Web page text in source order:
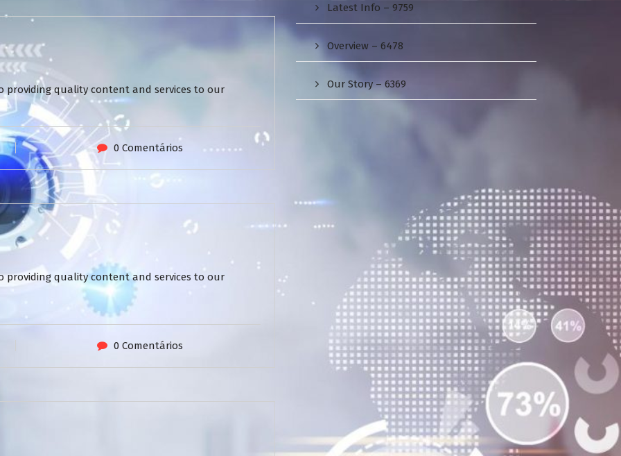
providing quality content and services to our
0 Comentários
providing quality content and services to our
0 Comentários
Latest Info – 9759
Overview – 6478
Our Story – 6369